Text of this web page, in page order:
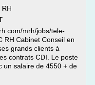
mrh/jobs/tele-
RH Cabinet Conseil en
grands clients à
contrats CDI. Le poste
un salaire de 4550 + de